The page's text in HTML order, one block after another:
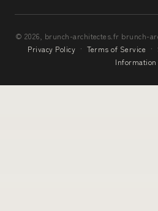
© 2026, brunch-architectes.fr brunch-
Privacy Policy · Terms of Service ·
Information